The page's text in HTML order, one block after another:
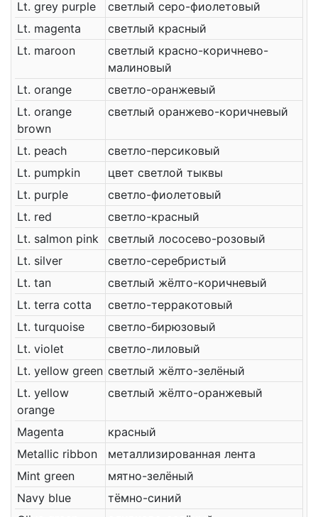
Lt. grey purple
светлый серо-фиолетовый
Lt. magenta
светлый красный
Lt. maroon
светлый красно-коричнево-
малиновый
Lt. orange
светло-оранжевый
Lt. orange
brown
светлый оранжево-коричневый
Lt. peach
светло-персиковый
Lt. pumpkin
цвет светлой тыквы
Lt. purple
светло-фиолетовый
Lt. red
светло-красный
Lt. salmon pink
светлый лососево-розовый
Lt. silver
светло-серебристый
Lt. tan
светлый жёлто-коричневый
Lt. terra cotta
светло-терракотовый
Lt. turquoise
светло-бирюзовый
Lt. violet
светло-лиловый
Lt. yellow green светлый жёлто-зелёный
Lt. yellow
orange
светлый жёлто-оранжевый
Magenta
красный
Metallic ribbon
металлизированная лента
Mint green
мятно-зелёный
Navy blue
тёмно-синий